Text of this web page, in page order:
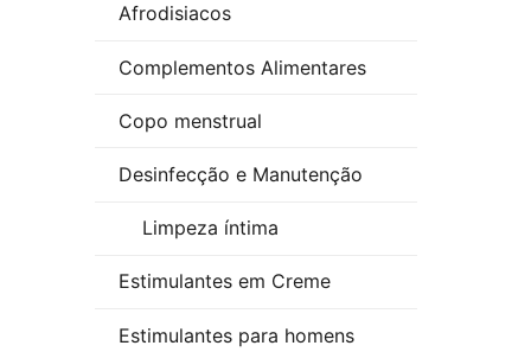
Afrodisiacos
Complementos Alimentares
Copo menstrual
Desinfecção e Manutenção
Limpeza íntima
Estimulantes em Creme
Estimulantes para homens